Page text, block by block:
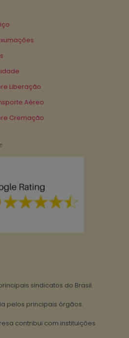
Liberação
Aéreo
Cremação
sindicatos do Brasil.
pelos principais órgãos.
contribui com instituições